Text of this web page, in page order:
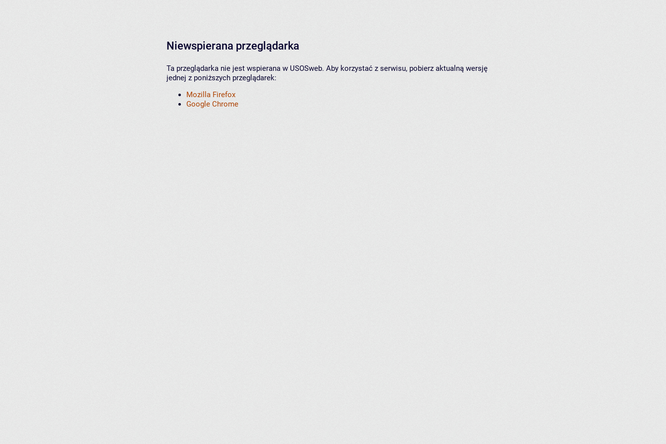
Niewspierana przeglądarka
Ta przeglądarka nie jest wspierana w USOSweb. Aby korzystać z serwisu, pobierz aktualną wersję
jednej z poniższych przeglądarek:
Mozilla Firefox
Google Chrome